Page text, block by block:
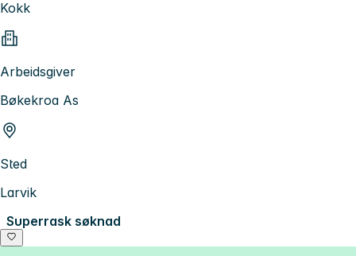
Kokk
Arbeidsgiver
Bøkekroa As
Sted
Larvik
Superrask søknad